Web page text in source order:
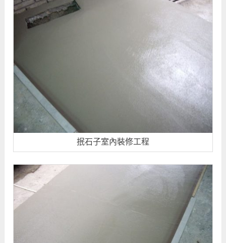
抿石子室內裝修工程